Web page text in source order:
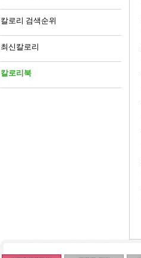
칼로리 검색순위
최신칼로리
칼로리북